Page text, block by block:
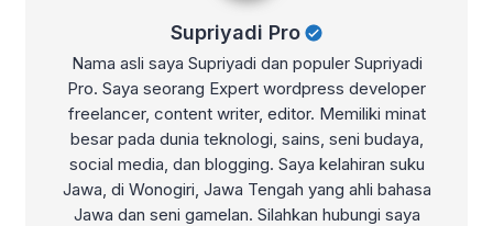
Supriyadi Pro
Nama asli saya Supriyadi dan populer Supriyadi
Pro. Saya seorang Expert wordpress developer
freelancer, content writer, editor. Memiliki minat
besar pada dunia teknologi, sains, seni budaya,
social media, dan blogging. Saya kelahiran suku
Jawa, di Wonogiri, Jawa Tengah yang ahli bahasa
Jawa dan seni gamelan. Silahkan hubungi saya